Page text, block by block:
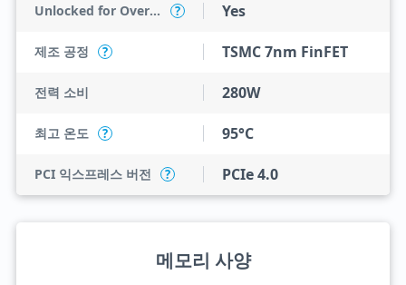
Unlocked for Overclocking ? Yes
제조 공정 ? TSMC 7nm FinFET
전력 소비 280W
최고 온도 ? 95°C
PCI 익스프레스 버전 ? PCIe 4.0
메모리 사양